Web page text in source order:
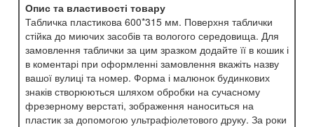
Опис та властивості товару
Табличка пластикова 600*315 мм. Поверхня таблички
стійка до миючих засобів та вологого середовища. Для
замовлення таблички за цим зразком додайте її в кошик і
в коментарі при оформленні замовлення вкажіть назву
вашої вулиці та номер. Форма і малюнок будинкових
знаків створюються шляхом обробки на сучасному
фрезерному верстаті, зображення наноситься на
пластик за допомогою ультрафіолетового друку. За роки